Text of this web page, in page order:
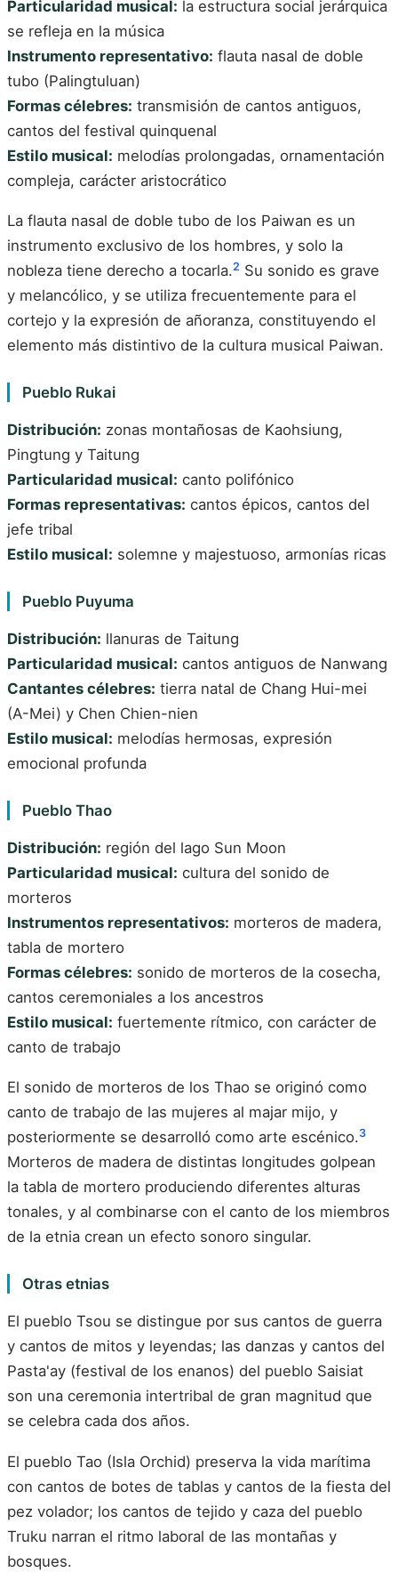
Particularidad musical: la estructura social jerárquica
se refleja en la música
Instrumento representativo: flauta nasal de doble
tubo (Palingtuluan)
Formas célebres: transmisión de cantos antiguos,
cantos del festival quinquenal
Estilo musical: melodías prolongadas, ornamentación
compleja, carácter aristocrático
La flauta nasal de doble tubo de los Paiwan es un
instrumento exclusivo de los hombres, y solo la
nobleza tiene derecho a tocarla.2 Su sonido es grave
y melancólico, y se utiliza frecuentemente para el
cortejo y la expresión de añoranza, constituyendo el
elemento más distintivo de la cultura musical Paiwan.
Pueblo Rukai
Distribución: zonas montañosas de Kaohsiung,
Pingtung y Taitung
Particularidad musical: canto polifónico
Formas representativas: cantos épicos, cantos del
jefe tribal
Estilo musical: solemne y majestuoso, armonías ricas
Pueblo Puyuma
Distribución: llanuras de Taitung
Particularidad musical: cantos antiguos de Nanwang
Cantantes célebres: tierra natal de Chang Hui-mei
(A-Mei) y Chen Chien-nien
Estilo musical: melodías hermosas, expresión
emocional profunda
Pueblo Thao
Distribución: región del lago Sun Moon
Particularidad musical: cultura del sonido de
morteros
Instrumentos representativos: morteros de madera,
tabla de mortero
Formas célebres: sonido de morteros de la cosecha,
cantos ceremoniales a los ancestros
Estilo musical: fuertemente rítmico, con carácter de
canto de trabajo
El sonido de morteros de los Thao se originó como
canto de trabajo de las mujeres al majar mijo, y
posteriormente se desarrolló como arte escénico.3
Morteros de madera de distintas longitudes golpean
la tabla de mortero produciendo diferentes alturas
tonales, y al combinarse con el canto de los miembros
de la etnia crean un efecto sonoro singular.
Otras etnias
El pueblo Tsou se distingue por sus cantos de guerra
y cantos de mitos y leyendas; las danzas y cantos del
Pasta'ay (festival de los enanos) del pueblo Saisiat
son una ceremonia intertribal de gran magnitud que
se celebra cada dos años.
El pueblo Tao (Isla Orchid) preserva la vida marítima
con cantos de botes de tablas y cantos de la fiesta del
pez volador; los cantos de tejido y caza del pueblo
Truku narran el ritmo laboral de las montañas y
bosques.